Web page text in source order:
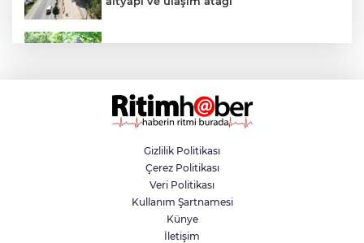
Nilüfer'de yaya ve engelli yolları için
kapsamlı denetim
Yazın en avantajlı alışverişi Özhan
Market'te
Gizlilik Politikası
Çerez Politikası
Veri Politikası
Kullanım Şartnamesi
Künye
İletişim